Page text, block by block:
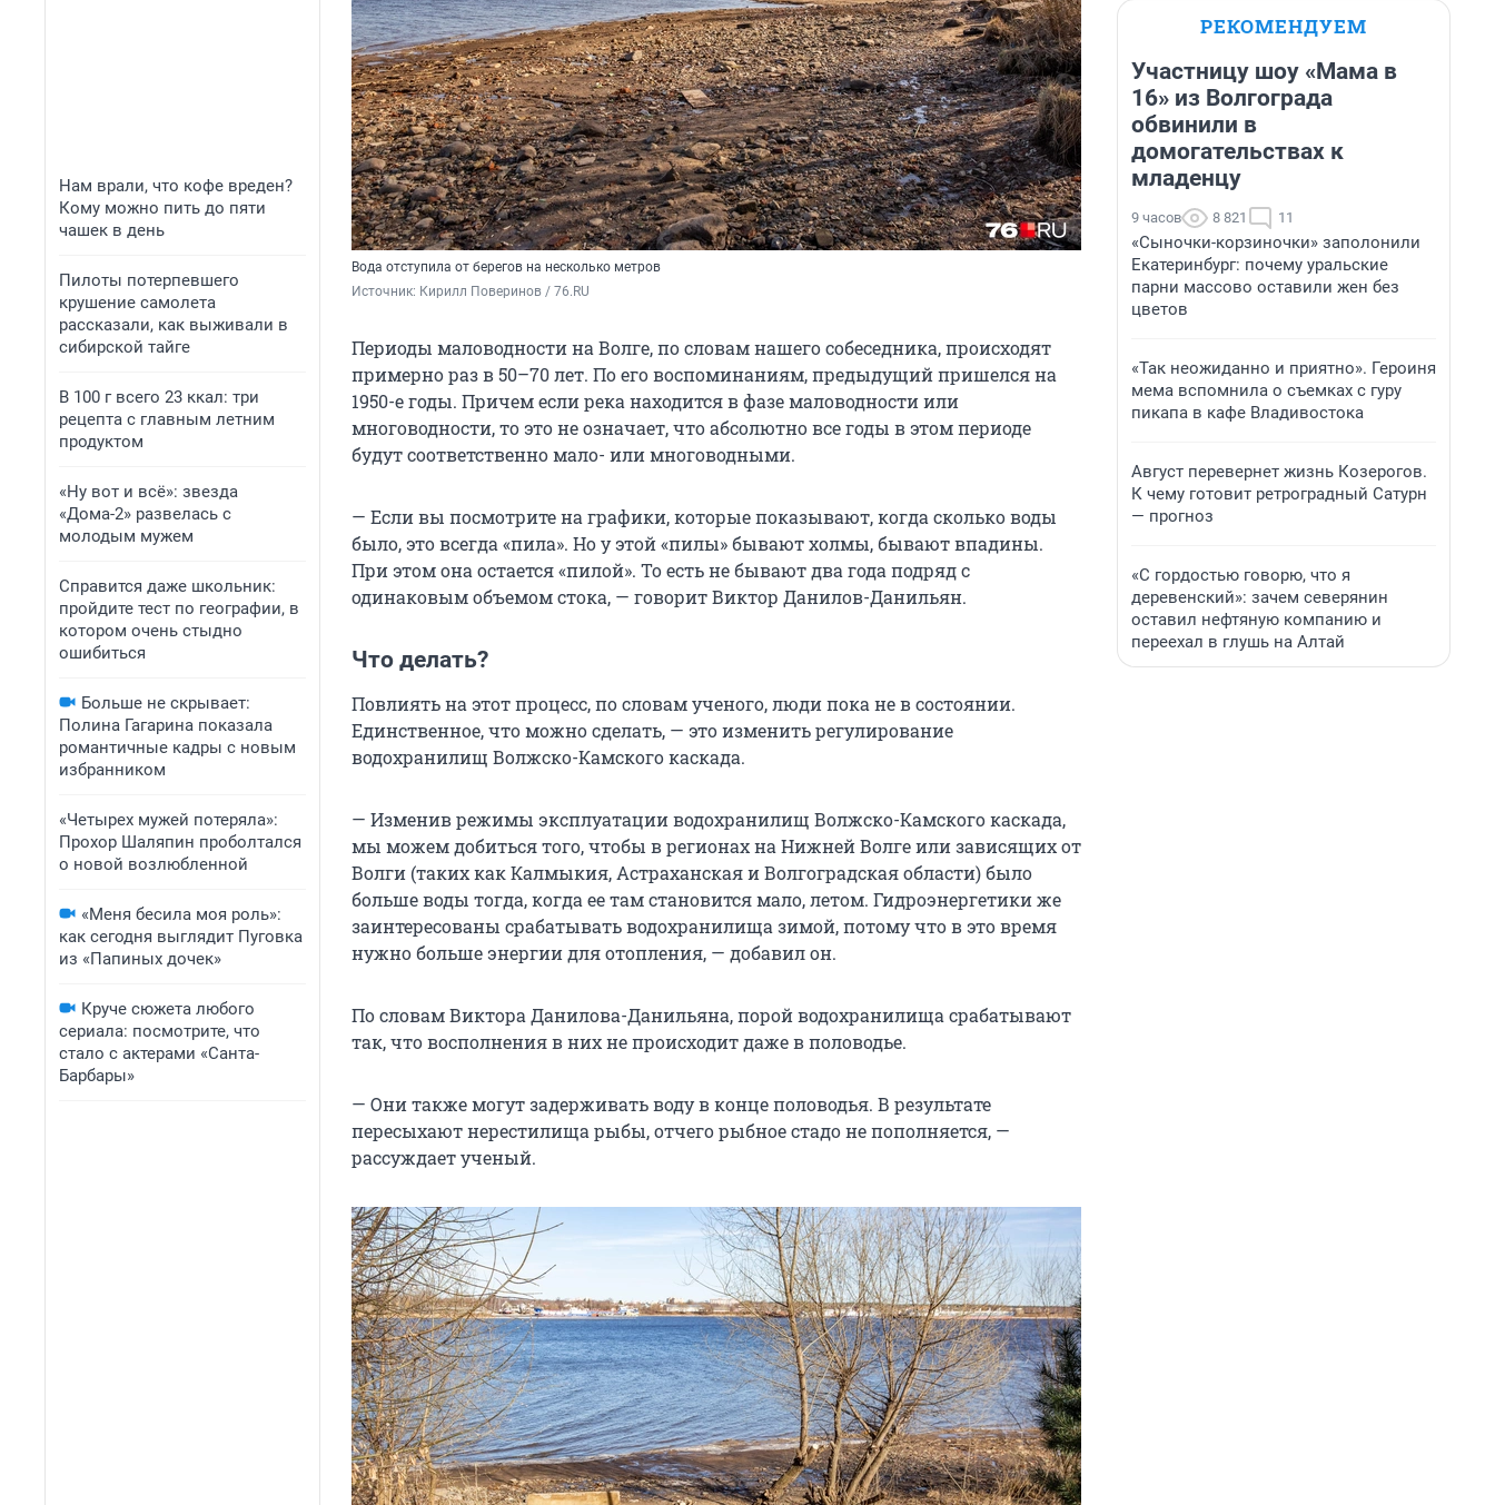
Нам врали, что кофе вреден?
Кому можно пить до пяти
чашек в день
Пилоты потерпевшего
крушение самолета
рассказали, как выживали в
сибирской тайге
В 100 г всего 23 ккал: три
рецепта с главным летним
продуктом
«Ну вот и всё»: звезда
«Дома-2» развелась с
молодым мужем
Справится даже школьник:
пройдите тест по географии, в
котором очень стыдно
ошибиться
Больше не скрывает:
Полина Гагарина показала
романтичные кадры с новым
избранником
«Четырех мужей потеряла»:
Прохор Шаляпин проболтался
о новой возлюбленной
«Меня бесила моя роль»:
как сегодня выглядит Пуговка
из «Папиных дочек»
Круче сюжета любого
сериала: посмотрите, что
стало с актерами «Санта-
Барбары»
Вода отступила от берегов на несколько метров
Источник: Кирилл Поверинов / 76.RU
Периоды маловодности на Волге, по словам нашего собеседника, происходят
примерно раз в 50–70 лет. По его воспоминаниям, предыдущий пришелся на
1950-е годы. Причем если река находится в фазе маловодности или
многоводности, то это не означает, что абсолютно все годы в этом периоде
будут соответственно мало- или многоводными.
— Если вы посмотрите на графики, которые показывают, когда сколько воды
было, это всегда «пила». Но у этой «пилы» бывают холмы, бывают впадины.
При этом она остается «пилой». То есть не бывают два года подряд с
одинаковым объемом стока, — говорит Виктор Данилов-Данильян.
Что делать?
Повлиять на этот процесс, по словам ученого, люди пока не в состоянии.
Единственное, что можно сделать, — это изменить регулирование
водохранилищ Волжско-Камского каскада.
— Изменив режимы эксплуатации водохранилищ Волжско-Камского каскада,
мы можем добиться того, чтобы в регионах на Нижней Волге или зависящих от
Волги (таких как Калмыкия, Астраханская и Волгоградская области) было
больше воды тогда, когда ее там становится мало, летом. Гидроэнергетики же
заинтересованы срабатывать водохранилища зимой, потому что в это время
нужно больше энергии для отопления, — добавил он.
По словам Виктора Данилова-Данильяна, порой водохранилища срабатывают
так, что восполнения в них не происходит даже в половодье.
— Они также могут задерживать воду в конце половодья. В результате
пересыхают нерестилища рыбы, отчего рыбное стадо не пополняется, —
рассуждает ученый.
РЕКОМЕНДУЕМ
Участницу шоу «Мама в
16» из Волгограда
обвинили в
домогательствах к
младенцу
9 часов 8 821 11
«Сыночки-корзиночки» заполонили
Екатеринбург: почему уральские
парни массово оставили жен без
цветов
«Так неожиданно и приятно». Героиня
мема вспомнила о съемках с гуру
пикапа в кафе Владивостока
Август перевернет жизнь Козерогов.
К чему готовит ретроградный Сатурн
— прогноз
«С гордостью говорю, что я
деревенский»: зачем северянин
оставил нефтяную компанию и
переехал в глушь на Алтай